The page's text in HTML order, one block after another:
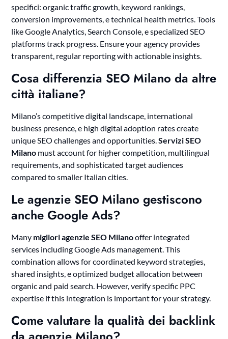
specifici: organic traffic growth, keyword rankings,
conversion improvements, e technical health metrics. Tools
like Google Analytics, Search Console, e specialized SEO
platforms track progress. Ensure your agency provides
transparent, regular reporting with actionable insights.
Cosa differenzia SEO Milano da altre
città italiane?
Milano’s competitive digital landscape, international
business presence, e high digital adoption rates create
unique SEO challenges and opportunities.Servizi SEO
Milano must account for higher competition, multilingual
requirements, and sophisticated target audiences
compared to smaller Italian cities.
Le agenzie SEO Milano gestiscono
anche Google Ads?
Many migliori agenzie SEO Milanooffer integrated
services including Google Ads management. This
combination allows for coordinated keyword strategies,
shared insights, e optimized budget allocation between
organic and paid search. However, verify specific PPC
expertise if this integration is important for your strategy.
Come valutare la qualità dei backlink